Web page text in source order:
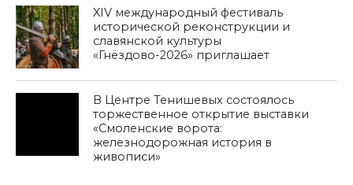
XIV международный фестиваль
исторической реконструкции и
славянской культуры
«Гнёздово-2026» приглашает
В Центре Тенишевых состоялось
торжественное открытие выставки
«Смоленские ворота:
железнодорожная история в
живописи»